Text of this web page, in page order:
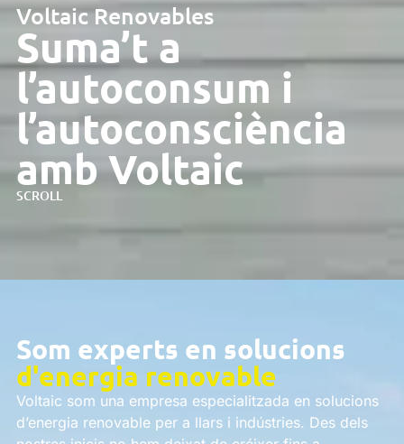
Voltaic Renovables
Suma’t a
l’autoconsum i
l’autoconsciència
amb Voltaic
SCROLL
Som experts en solucions
d'energia renovable
Voltaic som una empresa especialitzada en solucions
d’energia renovable per a llars i indústries. Des dels